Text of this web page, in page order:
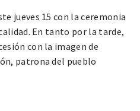
jueves 15 con la ceremonia
En tanto por la tarde,
con la imagen de
patrona del pueblo